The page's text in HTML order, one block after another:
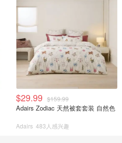
$29.99 $159.99
Adairs Zodiac 天然被套套装 自然色
Adairs 483人感兴趣